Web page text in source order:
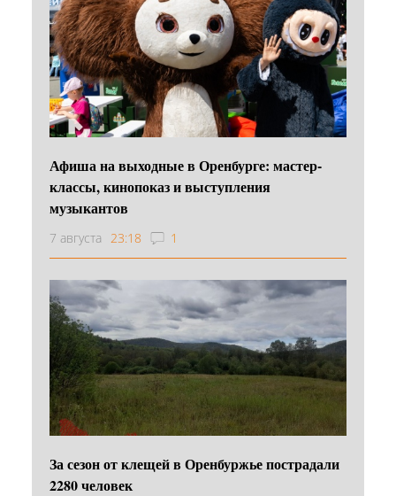
Афиша на выходные в Оренбурге: мастер-
классы, кинопоказ и выступления
музыкантов
7 августа 23:18 1
За сезон от клещей в Оренбуржье пострадали
2280 человек